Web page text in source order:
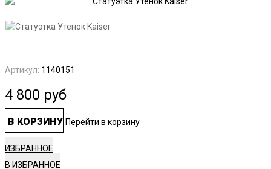
Артикул: 1140151
4 800 руб
В КОРЗИНУ Перейти в корзину
ИЗБРАННОЕ